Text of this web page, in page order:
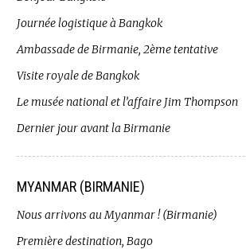
Journée logistique à Bangkok
Ambassade de Birmanie, 2ème tentative
Visite royale de Bangkok
Le musée national et l’affaire Jim Thompson
Dernier jour avant la Birmanie
MYANMAR (BIRMANIE)
Nous arrivons au Myanmar ! (Birmanie)
Première destination, Bago